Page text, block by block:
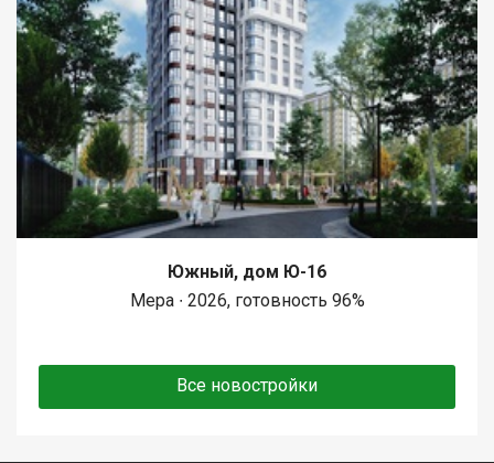
Южный, дом Ю-16
Мера ∙ 2026, готовность 96%
Все новостройки